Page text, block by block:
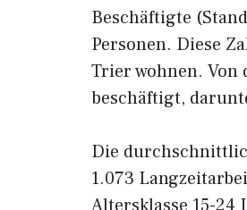
Beschäftigte
Personen. Diese
Trier wohnen. Von
beschäftigt,
Die
1.073